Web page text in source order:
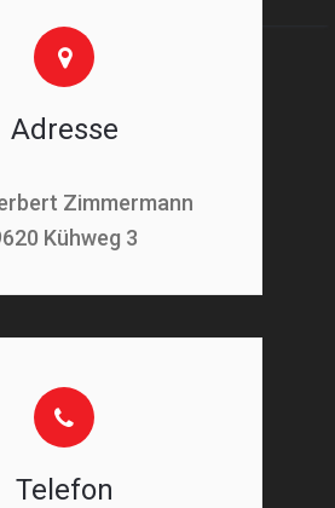
Adresse
Zimmermann
Kühweg 3
Telefon